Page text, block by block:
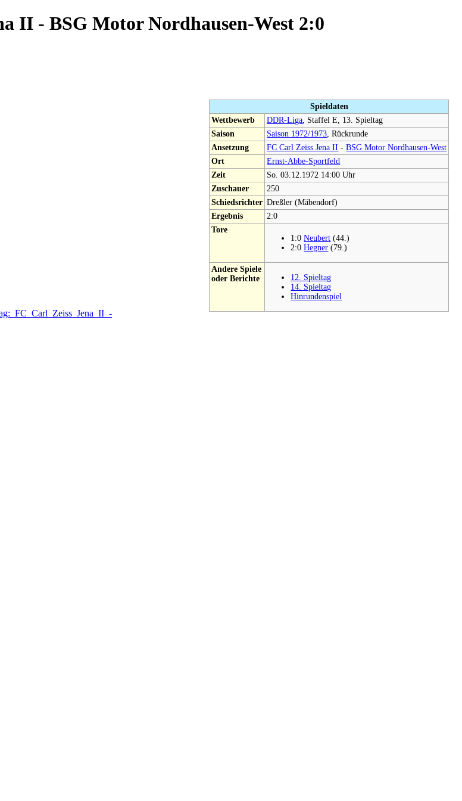
II - BSG Motor Nordhausen-West 2:0
Spieldaten
Wettbewerb
DDR-Liga, Staffel E, 13. Spieltag
Saison
Saison 1972/1973, Rückrunde
Ansetzung
FC Carl Zeiss Jena II -BSG Motor Nordhausen-West
Ort
Ernst-Abbe-Sportfeld
Zeit
So. 03.12.1972 14:00 Uhr
Zuschauer
250
Schiedsrichter Dreßler (Mäbendorf)
Ergebnis
2:0
Tore
1:0Neubert (44.)
2:0Hegner (79.)
Andere Spiele
oder Berichte
12. Spieltag
14. Spieltag
Hinrundenspiel